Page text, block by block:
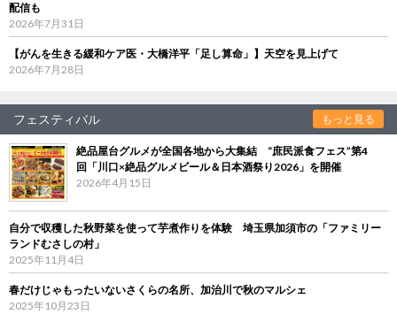
配信も
2026年7月31日
【がんを生きる緩和ケア医・大橋洋平「足し算命」】天空を見上げて
2026年7月28日
フェスティバル もっと見る
絶品屋台グルメが全国各地から大集結 “庶民派食フェス”第4
回「川口×絶品グルメビール＆日本酒祭り2026」を開催
2026年4月15日
自分で収穫した秋野菜を使って芋煮作りを体験 埼玉県加須市の「ファミリー
ランドむさしの村」
2025年11月4日
春だけじゃもったいないさくらの名所、加治川で秋のマルシェ
2025年10月23日